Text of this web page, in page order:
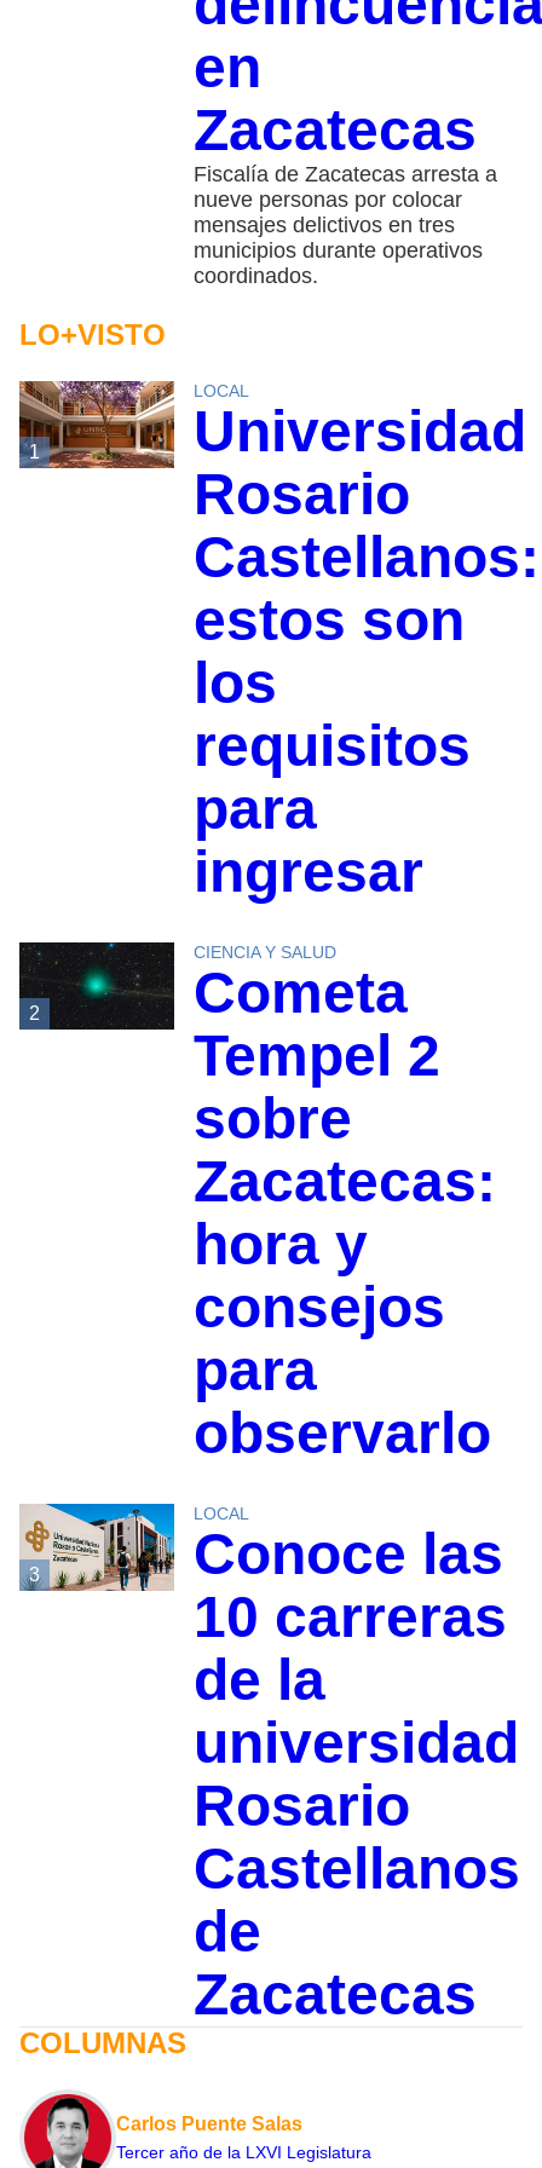
en
Zacatecas
Fiscalía de Zacatecas arresta a
nueve personas por colocar
mensajes delictivos en tres
municipios durante operativos
coordinados.
LO+VISTO
1
LOCAL
Universidad
Rosario
Castellanos:
estos son
los
requisitos
para
ingresar
2
CIENCIA Y SALUD
Cometa
Tempel 2
sobre
Zacatecas:
hora y
consejos
para
observarlo
3
LOCAL
Conoce las
10 carreras
de la
universidad
Rosario
Castellanos
de
Zacatecas
COLUMNAS
Carlos Puente Salas
Tercer año de la LXVI Legislatura